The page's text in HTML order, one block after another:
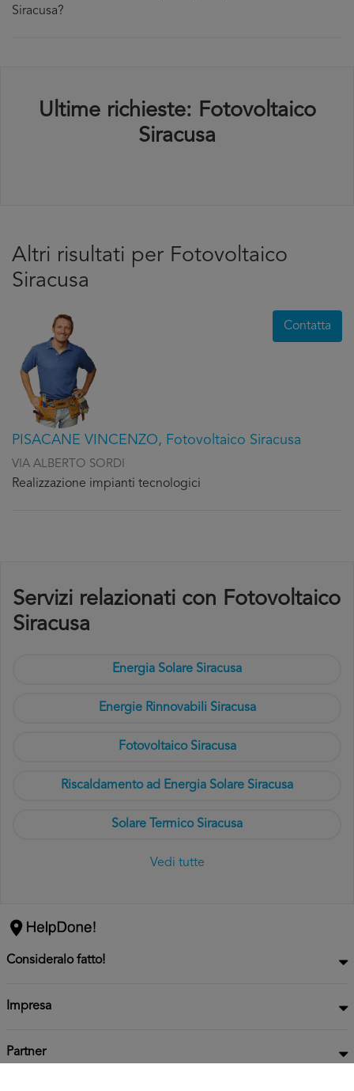
Siracusa?
Ultime richieste: Fotovoltaico
Siracusa
Altri risultati per Fotovoltaico
Siracusa
PISACANE VINCENZO, Fotovoltaico Siracusa
VIA ALBERTO SORDI
Realizzazione impianti tecnologici
Contatta
Servizi relazionati con Fotovoltaico
Siracusa
Energia Solare Siracusa
Energie Rinnovabili Siracusa
Fotovoltaico Siracusa
Riscaldamento ad Energia Solare Siracusa
Solare Termico Siracusa
Vedi tutte
Consideralo fatto!
Impresa
Partner